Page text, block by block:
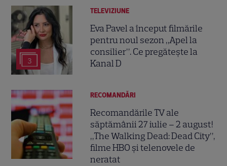
3
TELEVIZIUNE
Eva Pavel a început filmările
pentru noul sezon „Apel la
consilier”. Ce pregătește la
Kanal D
RECOMANDĂRI
Recomandările TV ale
săptămânii 27 iulie – 2 august!
„The Walking Dead: Dead City”,
filme HBO și telenovele de
neratat